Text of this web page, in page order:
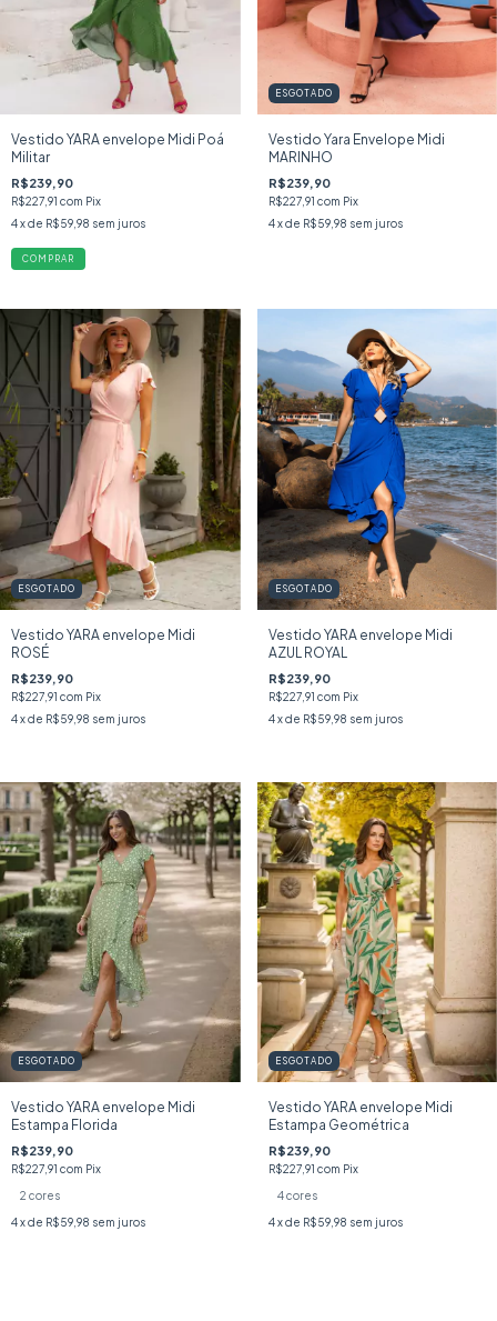
Vestido YARA envelope Midi Poá
Militar
R$239,90
R$227,91 com Pix
4x de R$59,98 sem juros
COMPRAR
ESGOTADO
Vestido Yara Envelope Midi
MARINHO
R$239,90
R$227,91 com Pix
4 x de R$59,98 sem juros
ESGOTADO
Vestido YARA envelope Midi
ROSÉ
R$239,90
R$227,91 com Pix
4x de R$59,98 sem juros
ESGOTADO
Vestido YARA envelope Midi
AZUL ROYAL
R$239,90
R$227,91 com Pix
4 x de R$59,98 sem juros
ESGOTADO
Vestido YARA envelope Midi
Estampa Florida
R$239,90
R$227,91 com Pix
2 cores
4x de R$59,98 sem juros
ESGOTADO
Vestido YARA envelope Midi
Estampa Geométrica
R$239,90
R$227,91 com Pix
4 cores
4 x de R$59,98 sem juros